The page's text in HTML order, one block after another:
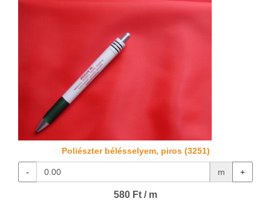
Poliészter bélésselyem, piros (3251)
- m +
580 Ft / m